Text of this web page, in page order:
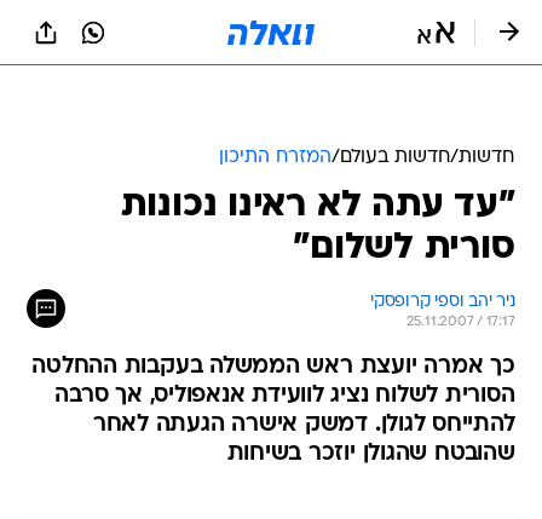
חדשות/חדשות בעולם/המזרח התיכון
"עד עתה לא ראינו נכונות
סורית לשלום"
ניר יהב וספי קרופסקי
25.11.2007 / 17:17
כך אמרה יועצת ראש הממשלה בעקבות ההחלטה
הסורית לשלוח נציג לוועידת אנאפוליס, אך סרבה
להתייחס לגולן. דמשק אישרה הגעתה לאחר
שהובטח שהגולן יוזכר בשיחות